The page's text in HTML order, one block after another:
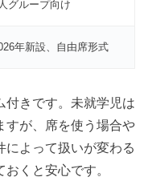
グループ向け
年新設、自由席形式
付きです。未就学児は
すが、席を使う場合や
によって扱いが変わる
くと安心です。